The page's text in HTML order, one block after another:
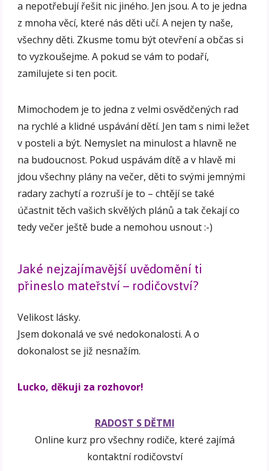
a nepotřebují řešit nic jiného. Jen jsou. A to je jedna
z mnoha věcí, které nás děti učí. A nejen ty naše,
všechny děti. Zkusme tomu být otevření a občas si
to vyzkoušejme. A pokud se vám to podaří,
zamilujete si ten pocit.
Mimochodem je to jedna z velmi osvědčených rad
na rychlé a klidné uspávání dětí. Jen tam s nimi ležet
v posteli a být. Nemyslet na minulost a hlavně ne
na budoucnost. Pokud uspávám dítě a v hlavě mi
jdou všechny plány na večer, děti to svými jemnými
radary zachytí a rozruší je to – chtějí se také
účastnit těch vašich skvělých plánů a tak čekají co
tedy večer ještě bude a nemohou usnout :-)
Jaké nejzajímavější uvědomění ti
přineslo mateřství – rodičovství?
Velikost lásky.
Jsem dokonalá ve své nedokonalosti. A o
dokonalost se již nesnažím.
Lucko, děkuji za rozhovor!
RADOST S DĚTMI
Online kurz pro všechny rodiče, které zajímá
kontaktní rodičovství